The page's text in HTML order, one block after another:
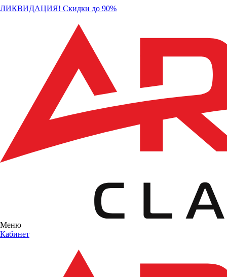
ЛИКВИДАЦИЯ! Скидки до 90%
Меню
Кабинет